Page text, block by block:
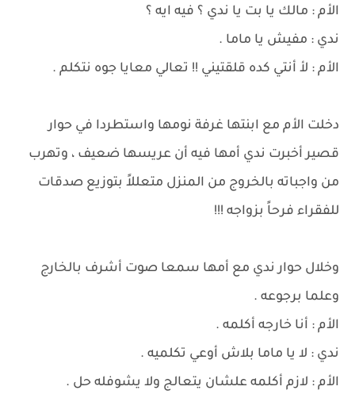
الأم : مالك يا بت يا ندي ؟ فيه ايه ؟
ندي : مفيش يا ماما .
الأم : لأ أنتي كده قلقتيني !! تعالي معايا جوه نتكلم .
دخلت الأم مع ابنتها غرفة نومها واستطردا في حوار
قصير أخبرت ندي أمها فيه أن عريسها ضعيف ، وتهرب
من واجباته بالخروج من المنزل متعللاً بتوزيع صدقات
للفقراء فرحاً بزواجه !!!
وخلال حوار ندي مع أمها سمعا صوت أشرف بالخارج
وعلما برجوعه .
الأم : أنا خارجه أكلمه .
ندي : لا يا ماما بلاش أوعي تكلميه .
الأم : لازم أكلمه علشان يتعالج ولا يشوفله حل .